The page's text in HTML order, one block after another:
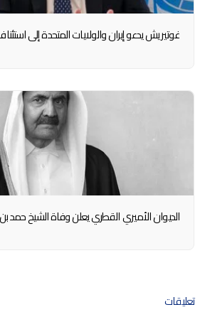
غوتيريش يدعو إيران والولايات المتحدة إلى
الديوان الأميري القطري يعلن وفاة الشيخ حمد
تعليقات